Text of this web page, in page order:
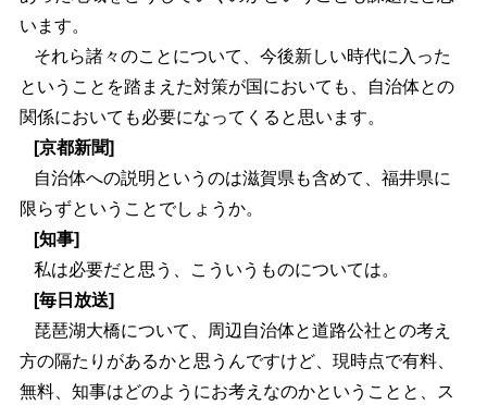
います。
それら諸々のことについて、今後新しい時代に入った
ということを踏まえた対策が国においても、自治体との
関係においても必要になってくると思います。
[京都新聞]
自治体への説明というのは滋賀県も含めて、福井県に
限らずということでしょうか。
[知事]
私は必要だと思う、こういうものについては。
[毎日放送]
琵琶湖大橋について、周辺自治体と道路公社との考え
方の隔たりがあるかと思うんですけど、現時点で有料、
無料、知事はどのようにお考えなのかということと、ス